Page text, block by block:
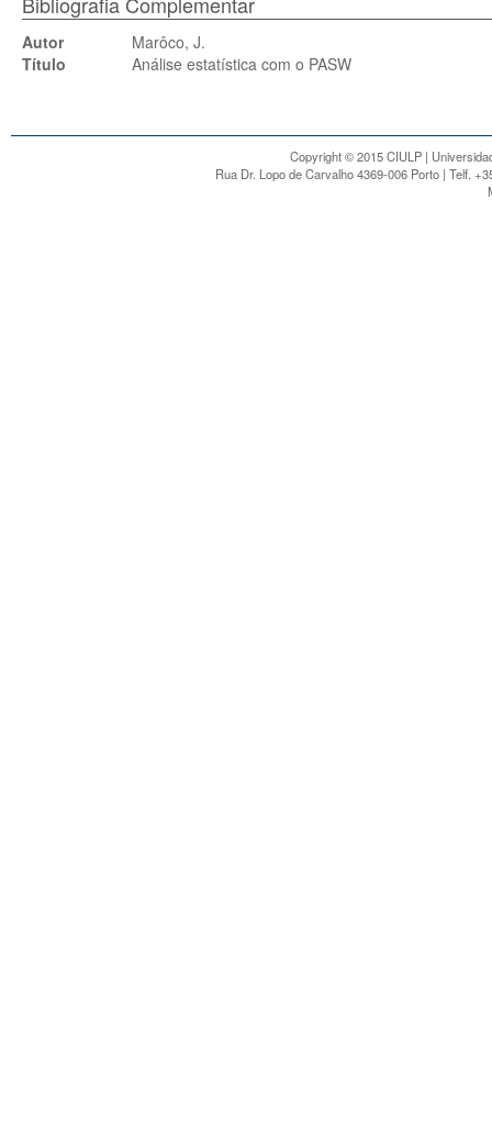
Autor
Marôco, J.
Título
Análise estatística com o PASW
Copyright © 2015 CIULP |
Rua Dr. Lopo de Carvalho 4369-006 Porto | Telf.